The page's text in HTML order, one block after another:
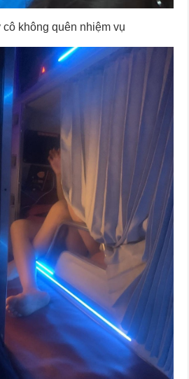
không quên nhiệm vụ